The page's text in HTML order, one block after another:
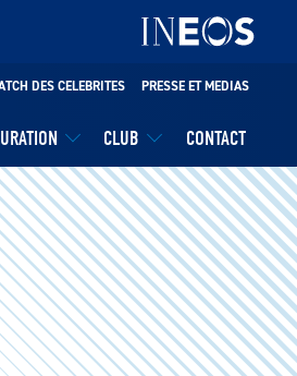
CLUB CONTACT
DES CELEBRITES PRESSE ET MEDIAS